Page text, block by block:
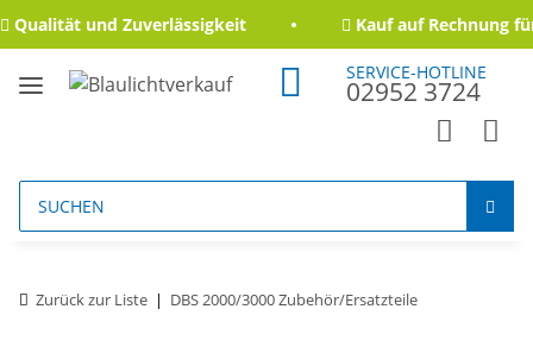
Qualität und Zuverlässigkeit Kauf auf Rechnung
SERVICE-HOTLINE
02952 3724
Zurück zur Liste DBS 2000/3000 Zubehör/Ersatzteile